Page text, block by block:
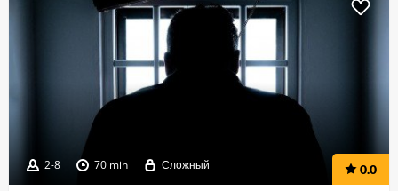
2-8 70 min Сложный 0.0